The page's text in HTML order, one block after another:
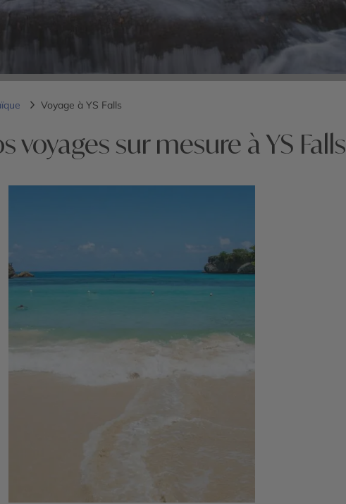
Voyage à YS Falls
voyages sur mesure à YS Falls